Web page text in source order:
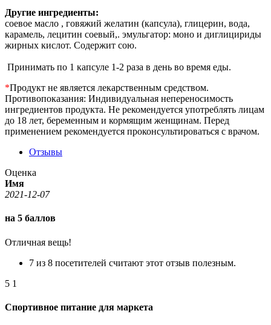
Другие ингредиенты:
соевое масло , говяжий желатин (капсула), глицерин, вода,
карамель, лецитин соевый,. эмульгатор: моно и диглицириды
жирных кислот. Содержит сою.
Принимать по 1 капсуле 1-2 раза в день во время еды.
*Продукт не является лекарственным средством.
Противопоказания: Индивидуальная непереносимость
ингредиентов продукта. Не рекомендуется употреблять лицам
до 18 лет, беременным и кормящим женщинам. Перед
применением рекомендуется проконсультироваться с врачом.
Отзывы
Оценка
Имя
2021-12-07
на 5 баллов
Отличная вещь!
7 из 8 посетителей считают этот отзыв полезным.
5 1
Спортивное питание для маркета